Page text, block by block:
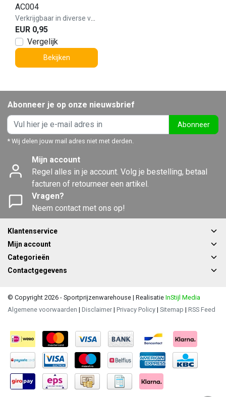
AC004
EUR 0,95
Vergelijk
Bekijken
Abonneer je op onze nieuwsbrief
Abonneer
* Wij delen jouw mail adres niet met derden.
Mijn account
Regel alles in je account. Volg je bestelling, betaal
facturen of retourneer een artikel.
Vragen?
Neem contact met ons op!
Klantenservice
Mijn account
Categorieën
Contactgegevens
© Copyright 2026 - Sportprijzenwarehouse | Realisatie InStijl Media
Algemene voorwaarden | Disclaimer | Privacy Policy | Sitemap | RSS Feed